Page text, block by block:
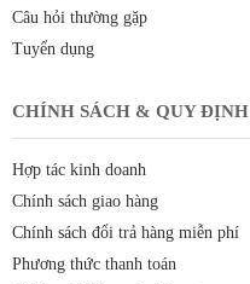
Câu hỏi thường gặp
Tuyển dụng
CHÍNH SÁCH & QUY ĐỊNH
Hợp tác kinh doanh
Chính sách giao hàng
Chính sách đổi trả hàng miễn phí
Phương thức thanh toán